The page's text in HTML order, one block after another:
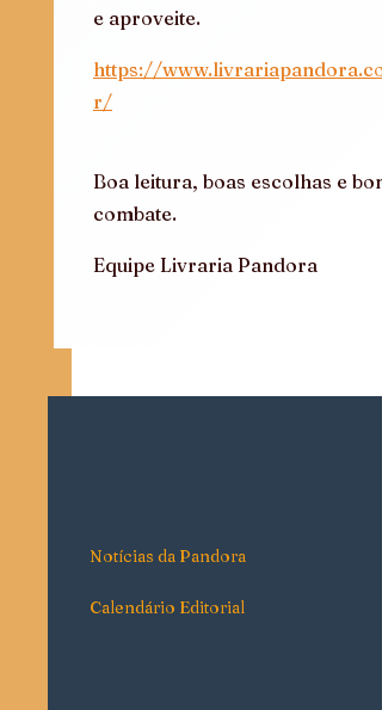
e aproveite.
https://
r/
Boa leitura, boas escolhas e
combate.
Equipe Livraria Pandora
Notícias da Pandora
Calendário Editorial